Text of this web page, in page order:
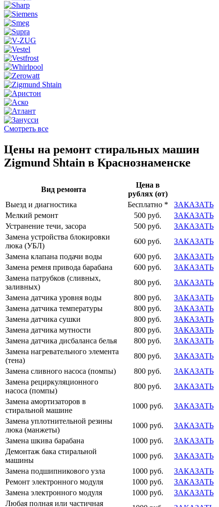
Смотреть все
Цены на ремонт стиральных машин
Zigmund Shtain в Краснознаменске
Вид ремонта
Цена в
рублях (от)
Выезд и диагностика
Бесплатно *
ЗАКАЗАТЬ
Мелкий ремонт
500 руб.
ЗАКАЗАТЬ
Устранение течи, засора
500 руб.
ЗАКАЗАТЬ
Замена устройства блокировки
люка (УБЛ)
600 руб.
ЗАКАЗАТЬ
Замена клапана подачи воды
600 руб.
ЗАКАЗАТЬ
Замена ремня привода барабана
600 руб.
ЗАКАЗАТЬ
Замена патрубков (сливных,
заливных)
800 руб.
ЗАКАЗАТЬ
Замена датчика уровня воды
800 руб.
ЗАКАЗАТЬ
Замена датчика температуры
800 руб.
ЗАКАЗАТЬ
Замена датчика сушки
800 руб.
ЗАКАЗАТЬ
Замена датчика мутности
800 руб.
ЗАКАЗАТЬ
Замена датчика дисбаланса белья
800 руб.
ЗАКАЗАТЬ
Замена нагревательного элемента
(тена)
800 руб.
ЗАКАЗАТЬ
Замена сливного насоса (помпы)
800 руб.
ЗАКАЗАТЬ
Замена рециркуляционного
насоса (помпы)
800 руб.
ЗАКАЗАТЬ
Замена амортизаторов в
стиральной машине
1000 руб.
ЗАКАЗАТЬ
Замена уплотнительной резины
люка (манжеты)
1000 руб.
ЗАКАЗАТЬ
Замена шкива барабана
1000 руб.
ЗАКАЗАТЬ
Демонтаж бака стиральной
машины
1000 руб.
ЗАКАЗАТЬ
Замена подшипникового узла
1000 руб.
ЗАКАЗАТЬ
Ремонт электронного модуля
1000 руб.
ЗАКАЗАТЬ
Замена электронного модуля
1000 руб.
ЗАКАЗАТЬ
Любая полная или частичная